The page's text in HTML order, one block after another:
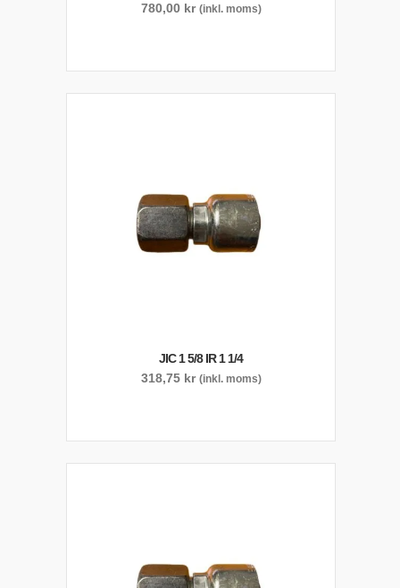
780,00 kr (inkl. moms)
JIC 1 5/8 IR 1 1/4
318,75 kr (inkl. moms)